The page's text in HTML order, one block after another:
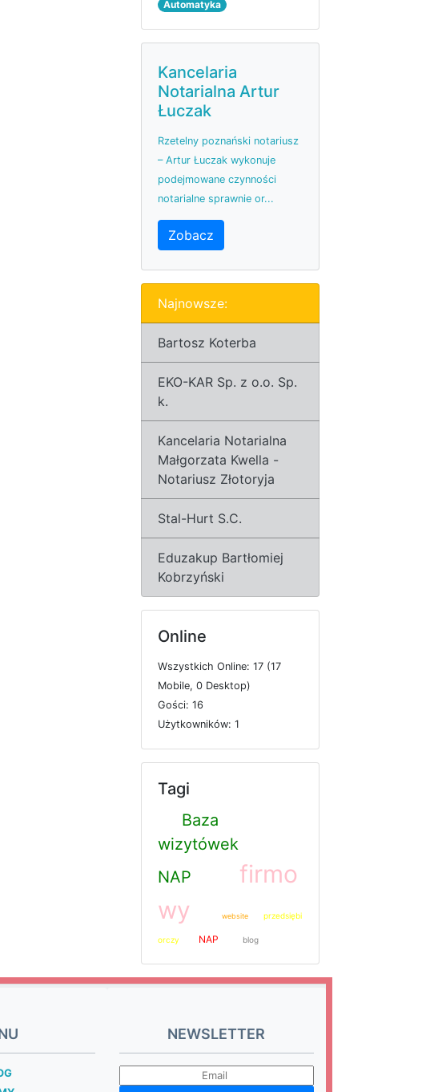
Automatyka
Kancelaria
Notarialna Artur
Łuczak
Rzetelny poznański notariusz
– Artur Łuczak wykonuje
podejmowane czynności
notarialne sprawnie or...
Zobacz
Najnowsze:
Bartosz Koterba
EKO-KAR Sp. z o.o. Sp.
k.
Kancelaria Notarialna
Małgorzata Kwella -
Notariusz Złotoryja
Stal-Hurt S.C.
Eduzakup Bartłomiej
Kobrzyński
Online
Wszystkich Online: 17 (17
Mobile, 0 Desktop)
Gości: 16
Użytkowników: 1
Tagi
Baza
wizytówek
NAP
firmo
wy
website przedsiębi
orczy NAP blog
NEWSLETTER